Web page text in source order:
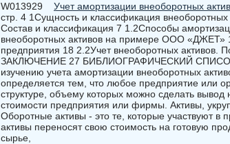
W013929 Учет амортизации внеоборотных
стр. 4 1Сущность и классификация
Состав и классификация 7 1.2Способы
внеоборотных активов на примере ООО «ДЖЕТ»
предприятия 18 2.2Учет внеоборотных
ЗАКЛЮЧЕНИЕ 27 БИБЛИОГРАФИЧЕСКИЙ
изучению учета амортизации внеоборотных
определяется тем, что любое предприятие или
структуре, объему которых можно сделать вывод
стоимости предприятия или фирмы. Активы,
Оборотные активы - это те, которые участвуют в
активы переносят свою стоимость на готовую
сырье,